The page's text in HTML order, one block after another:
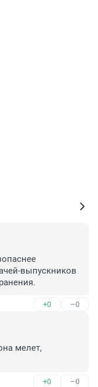
выпускников
+0 –0
мелет,
+0 –0